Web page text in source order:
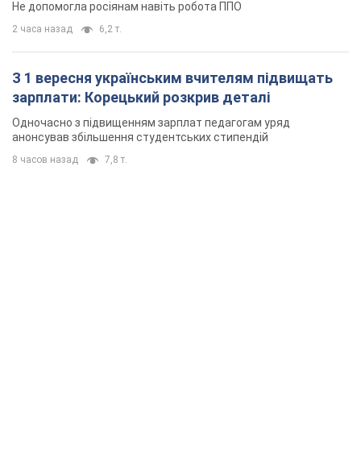
Не допомогла росіянам навіть робота ППО
2 часа назад 6,2 т.
З 1 вересня українським вчителям підвищать
зарплати: Корецький розкрив деталі
Одночасно з підвищенням зарплат педагогам уряд
анонсував збільшення студентських стипендій
8 часов назад 7,8 т.